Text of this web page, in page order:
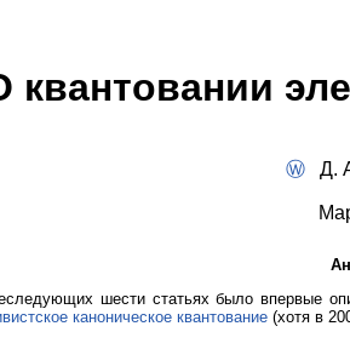
квантовании
Ⓦ Д.
шести статьях было впервые
каноническое квантование (хотя в